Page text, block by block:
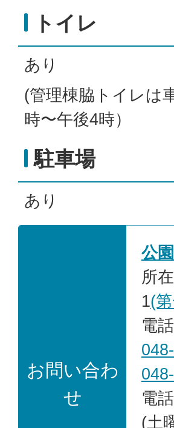
トイレ
あり
(管理棟脇トイレは
時〜午後4時）
駐車場
あり
お問い合わ
せ
公
所
1(
電
電
(土